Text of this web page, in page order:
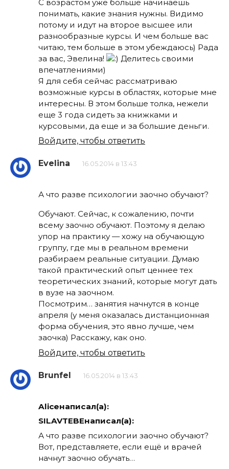
С возрастом уже больше начинаешь
понимать, какие знания нужны. Видимо
потому и идут на второе высшее или
разнообразные курсы. И чем больше вас
читаю, тем больше в этом убеждаюсь) Рада
за вас, Эвелина!
Делитесь своими
впечатлениями)
Я для себя сейчас рассматриваю
возможные курсы в областях, которые мне
интересны. В этом больше толка, нежели
еще 3 года сидеть за книжками и
курсовыми, да еще и за большие деньги.
Войдите, чтобы ответить
Evelina 16.05.2014 в 13:43
А что разве психологии заочно обучают?
Обучают. Сейчас, к сожалению, почти
всему заочно обучают. Поэтому я делаю
упор на практику — хожу на обучающую
группу, где мы в реальном времени
разбираем реальные ситуации. Думаю
такой практический опыт ценнее тех
теоретических знаний, которые могут дать
в вузе на заочном.
Посмотрим… занятия начнутся в конце
апреля (у меня оказалась дистанционная
форма обучения, это явно лучше, чем
заочка) Расскажу, как оно.
Войдите, чтобы ответить
Brunfel 16.05.2014 в 13:43
Aliceнаписал(а):
SILAVTEBEнаписал(а):
А что разве психологии заочно обучают?
Вот, представляете, если ещё и врачей
начнут заочно обучать…